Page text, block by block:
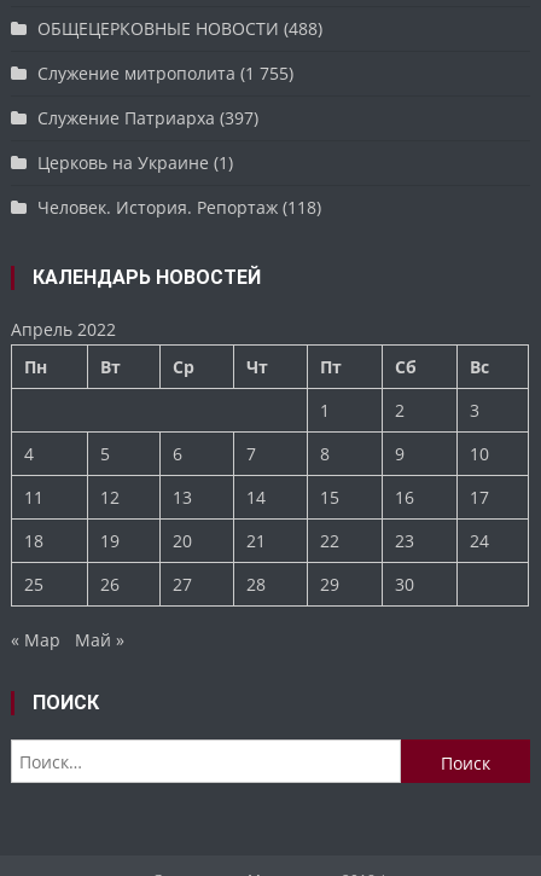
ОБЩЕЦЕРКОВНЫЕ НОВОСТИ (488)
Служение митрополита (1 755)
Служение Патриарха (397)
Церковь на Украине (1)
Человек. История. Репортаж (118)
КАЛЕНДАРЬ НОВОСТЕЙ
Апрель 2022
Пн
Вт Ср Чт Пт Сб
Вс
1
2
3
4
5 6 7 8 9
10
11
12 13 14 15 16
17
18
19 20 21 22 23
24
25
26 27 28 29 30
« Мар Май »
ПОИСК
Найти: